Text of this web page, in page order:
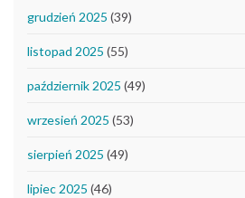
grudzień 2025 (39)
listopad 2025 (55)
październik 2025 (49)
wrzesień 2025 (53)
sierpień 2025 (49)
lipiec 2025 (46)